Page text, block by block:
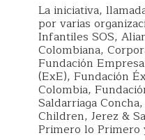
La iniciativa,
por varias
Infantiles SOS,
Colombiana,
Fundación
(ExE), Fundación
Colombia,
Saldarriaga
Children, Jerez &
Primero lo Primero